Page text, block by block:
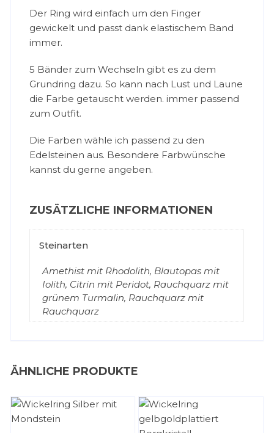
Der Ring wird einfach um den Finger
gewickelt und passt dank elastischem Band
immer.
5 Bänder zum Wechseln gibt es zu dem
Grundring dazu. So kann nach Lust und Laune
die Farbe getauscht werden. immer passend
zum Outfit.
Die Farben wähle ich passend zu den
Edelsteinen aus. Besondere Farbwünsche
kannst du gerne angeben.
ZUSÄTZLICHE INFORMATIONEN
Steinarten
Amethist mit Rhodolith, Blautopas mit
Iolith, Citrin mit Peridot, Rauchquarz mit
grünem Turmalin, Rauchquarz mit
Rauchquarz
ÄHNLICHE PRODUKTE